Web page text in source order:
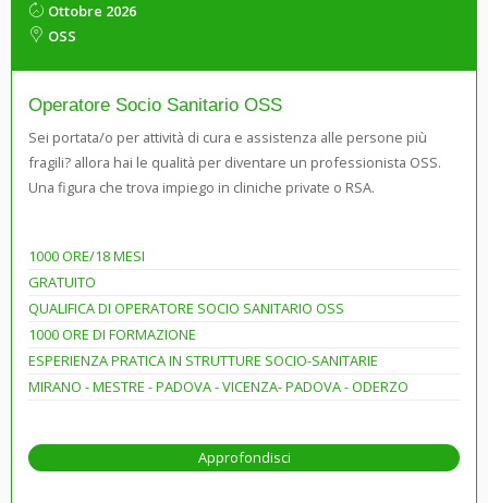
Ottobre 2026
OSS
Operatore Socio Sanitario OSS
Sei portata/o per attività di cura e assistenza alle persone più
fragili? allora hai le qualità per diventare un professionista OSS.
Una figura che trova impiego in cliniche private o RSA.
1000 ORE/18 MESI
GRATUITO
QUALIFICA DI OPERATORE SOCIO SANITARIO OSS
1000 ORE DI FORMAZIONE
ESPERIENZA PRATICA IN STRUTTURE SOCIO-SANITARIE
MIRANO - MESTRE - PADOVA - VICENZA- PADOVA - ODERZO
Approfondisci